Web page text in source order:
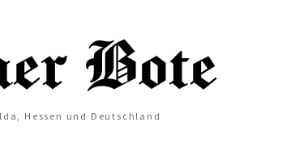
Hessen und Deutschland